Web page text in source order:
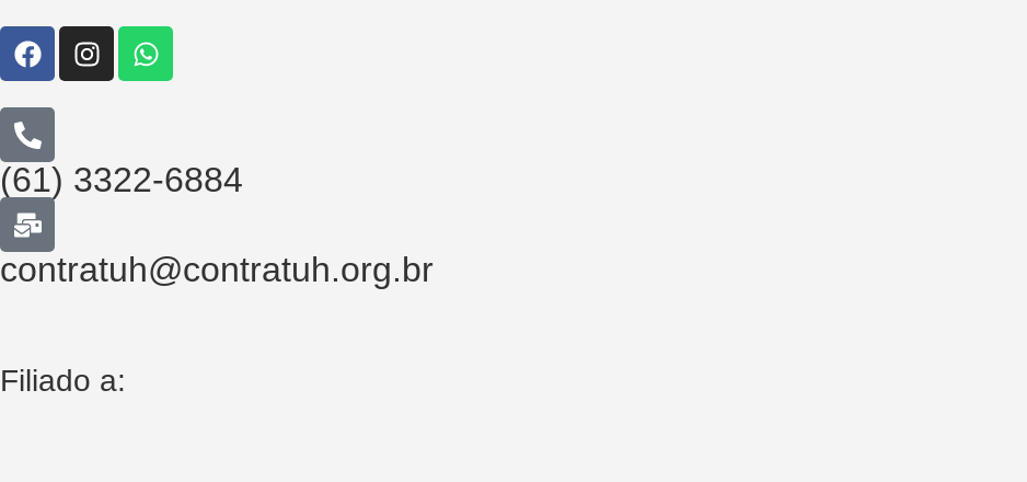
(61) 3322-6884
contratuh@contratuh.org.br
Filiado a: